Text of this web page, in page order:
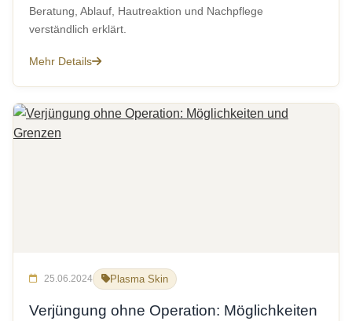
Beratung, Ablauf, Hautreaktion und Nachpflege
verständlich erklärt.
Mehr Details
25.06.2024 Plasma Skin
Verjüngung ohne Operation: Möglichkeiten